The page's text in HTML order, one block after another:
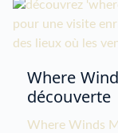
Where
découverte
Where Winds